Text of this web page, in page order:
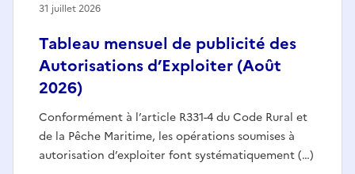
Tableau mensuel de publicité des
Autorisations d’Exploiter (Août
2026)
Conformément à l’article R331-4 du Code Rural et
de la Pêche Maritime, les opérations soumises à
autorisation d’exploiter font systématiquement (…)
31 juillet 2026